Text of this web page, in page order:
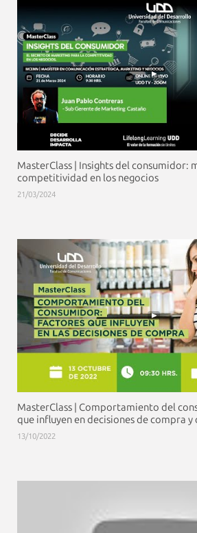
MasterClass | Insights del consumidor:
competitividad en los negocios
21/03/2024
MasterClass | Comportamiento del
que influyen en decisiones de compra y
13/10/2022